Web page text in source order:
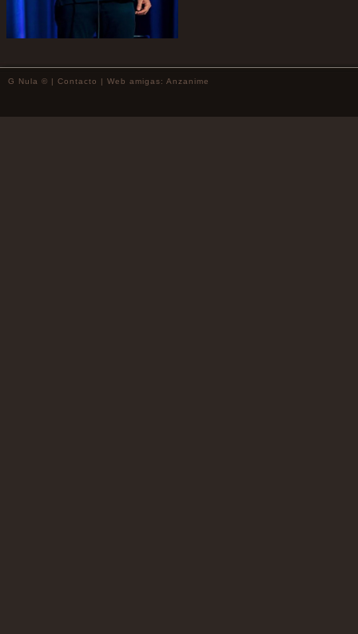
G Nula © | Contacto | Web amigas: Anzanime